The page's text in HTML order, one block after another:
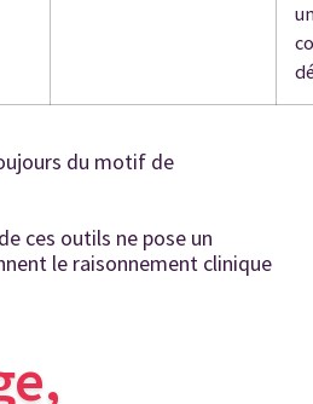
du motif de
ces outils ne pose un
le raisonnement clinique